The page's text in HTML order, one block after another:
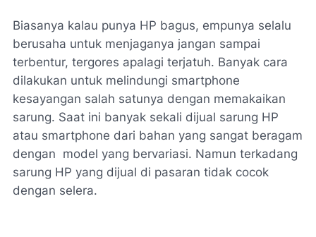
Biasanya kalau punya HP bagus, empunya selalu
berusaha untuk menjaganya jangan sampai
terbentur, tergores apalagi terjatuh. Banyak cara
dilakukan untuk melindungi smartphone
kesayangan salah satunya dengan memakaikan
sarung. Saat ini banyak sekali dijual sarung HP
atau smartphone dari bahan yang sangat beragam
dengan model yang bervariasi. Namun terkadang
sarung HP yang dijual di pasaran tidak cocok
dengan selera.